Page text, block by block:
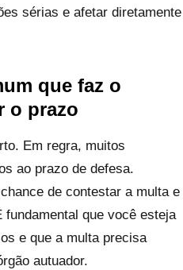
sérias e afetar diretamente
que faz o
o prazo
Em regra, muitos
ao prazo de defesa.
de contestar a multa e
fundamental que você esteja
e que a multa precisa
autuador.